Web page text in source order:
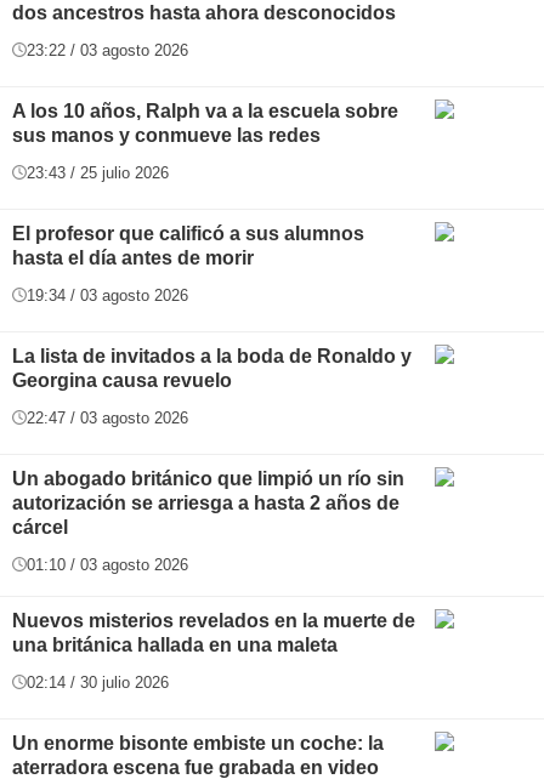
dos ancestros hasta ahora desconocidos
23:22 / 03 agosto 2026
A los 10 años, Ralph va a la escuela sobre
sus manos y conmueve las redes
23:43 / 25 julio 2026
El profesor que calificó a sus alumnos
hasta el día antes de morir
19:34 / 03 agosto 2026
La lista de invitados a la boda de Ronaldo y
Georgina causa revuelo
22:47 / 03 agosto 2026
Un abogado británico que limpió un río sin
autorización se arriesga a hasta 2 años de
cárcel
01:10 / 03 agosto 2026
Nuevos misterios revelados en la muerte de
una británica hallada en una maleta
02:14 / 30 julio 2026
Un enorme bisonte embiste un coche: la
aterradora escena fue grabada en video